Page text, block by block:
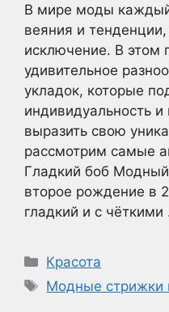
В мире моды
веяния и
исключение. В
удивительное
укладок, которые
индивидуальность
выразить свою
рассмотрим самые
Гладкий боб
второе рождение в
гладкий и с чёткими
Рубрики
Красота
Метки
Модные стрижки